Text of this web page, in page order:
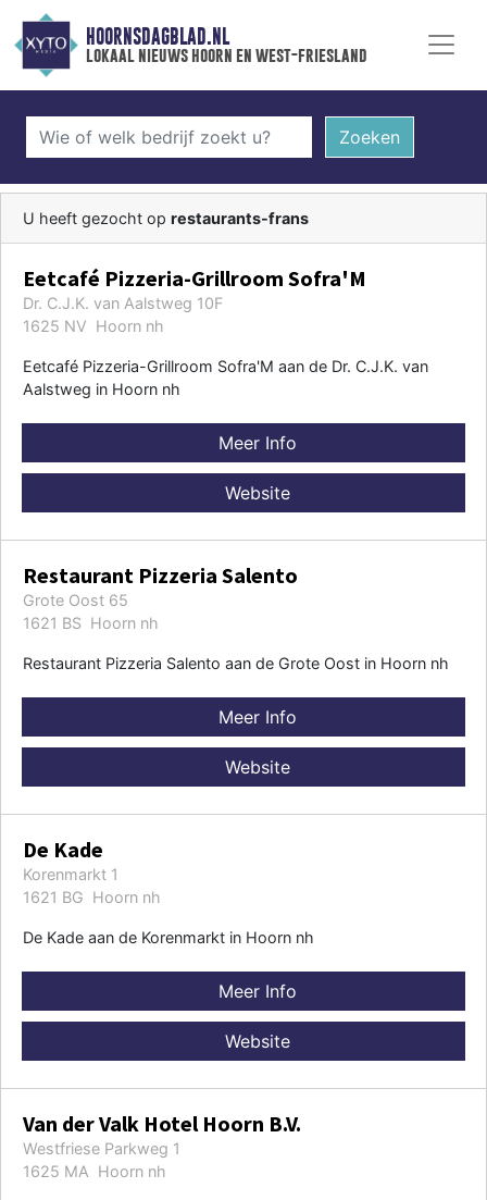
HOORNSDAGBLAD.NL
lokaal nieuws hoorn en west-friesland
Zoeken
U heeft gezocht op restaurants-frans
Eetcafé Pizzeria-Grillroom Sofra'M
Dr. C.J.K. van Aalstweg 10F
1625 NV Hoorn nh
Eetcafé Pizzeria-Grillroom Sofra'M aan de Dr. C.J.K. van
Aalstweg in Hoorn nh
Meer Info
Website
Restaurant Pizzeria Salento
Grote Oost 65
1621 BS Hoorn nh
Restaurant Pizzeria Salento aan de Grote Oost in Hoorn nh
Meer Info
Website
De Kade
Korenmarkt 1
1621 BG Hoorn nh
De Kade aan de Korenmarkt in Hoorn nh
Meer Info
Website
Van der Valk Hotel Hoorn B.V.
Westfriese Parkweg 1
1625 MA Hoorn nh